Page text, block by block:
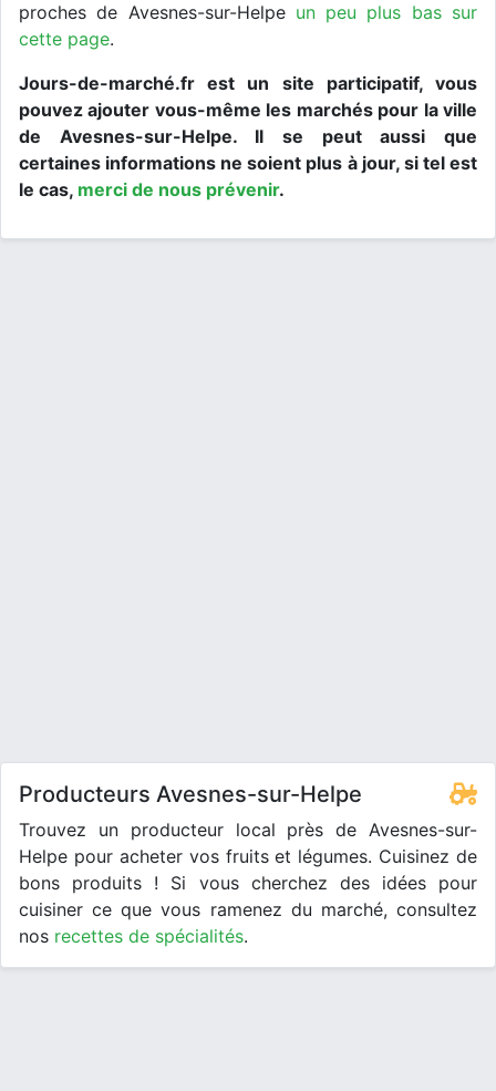
proches de Avesnes-sur-Helpe un peu plus bas sur
cette page.
Jours-de-marché.fr est un site participatif, vous
pouvez ajouter vous-même les marchés pour la ville
de Avesnes-sur-Helpe. Il se peut aussi que
certaines informations ne soient plus à jour, si tel est
le cas, merci de nous prévenir.
Producteurs Avesnes-sur-Helpe
Trouvez un producteur local près de Avesnes-sur-
Helpe pour acheter vos fruits et légumes. Cuisinez de
bons produits ! Si vous cherchez des idées pour
cuisiner ce que vous ramenez du marché, consultez
nos recettes de spécialités.